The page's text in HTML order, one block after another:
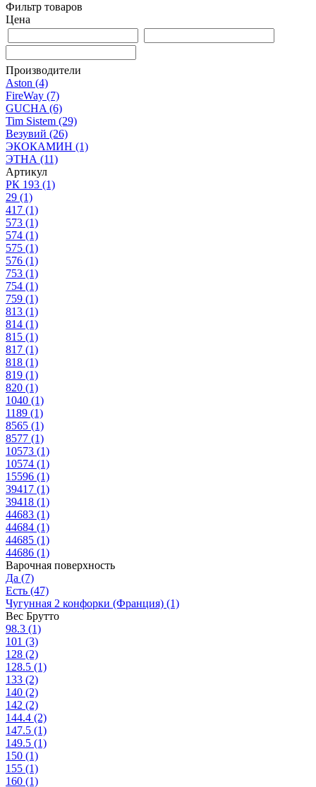
Фильтр товаров
Цена
Производители
Aston (4)
FireWay (7)
GUCHA (6)
Tim Sistem (29)
Везувий (26)
ЭКОКАМИН (1)
ЭТНА (11)
Артикул
РК 193 (1)
29 (1)
417 (1)
573 (1)
574 (1)
575 (1)
576 (1)
753 (1)
754 (1)
759 (1)
813 (1)
814 (1)
815 (1)
817 (1)
818 (1)
819 (1)
820 (1)
1040 (1)
1189 (1)
8565 (1)
8577 (1)
10573 (1)
10574 (1)
15596 (1)
39417 (1)
39418 (1)
44683 (1)
44684 (1)
44685 (1)
44686 (1)
Варочная поверхность
Да (7)
Есть (47)
Чугунная 2 конфорки (Франция) (1)
Вес Брутто
98.3 (1)
101 (3)
128 (2)
128.5 (1)
133 (2)
140 (2)
142 (2)
144.4 (2)
147.5 (1)
149.5 (1)
150 (1)
155 (1)
160 (1)